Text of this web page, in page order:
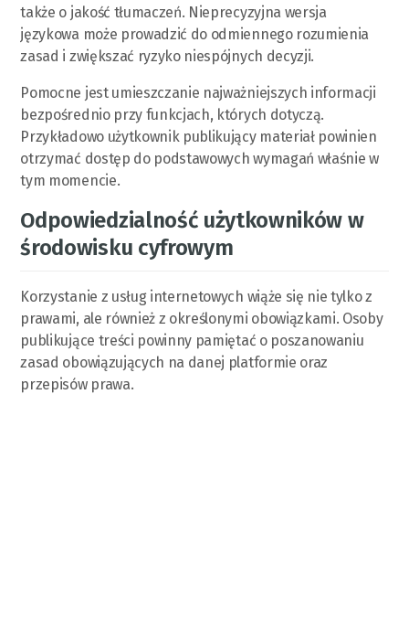
także o jakość tłumaczeń. Nieprecyzyjna wersja
językowa może prowadzić do odmiennego rozumienia
zasad i zwiększać ryzyko niespójnych decyzji.
Pomocne jest umieszczanie najważniejszych informacji
bezpośrednio przy funkcjach, których dotyczą.
Przykładowo użytkownik publikujący materiał powinien
otrzymać dostęp do podstawowych wymagań właśnie w
tym momencie.
Odpowiedzialność użytkowników w
środowisku cyfrowym
Korzystanie z usług internetowych wiąże się nie tylko z
prawami, ale również z określonymi obowiązkami. Osoby
publikujące treści powinny pamiętać o poszanowaniu
zasad obowiązujących na danej platformie oraz
przepisów prawa.